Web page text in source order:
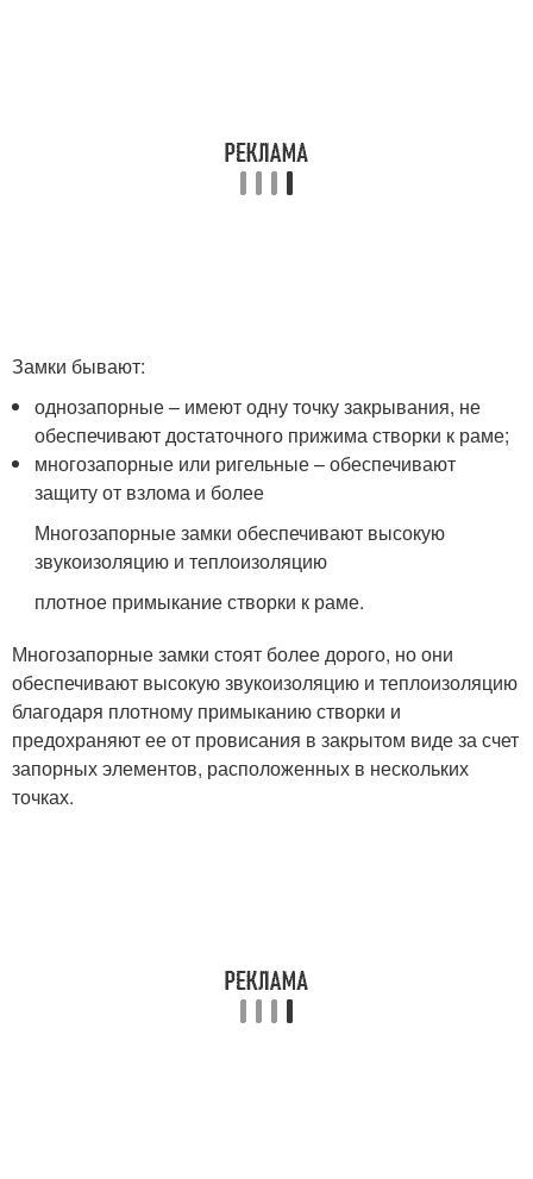
Замки бывают:
однозапорные – имеют одну точку закрывания, не
обеспечивают достаточного прижима створки к раме;
многозапорные или ригельные – обеспечивают
защиту от взлома и более
Многозапорные замки обеспечивают высокую
звукоизоляцию и теплоизоляцию
плотное примыкание створки к раме.
Многозапорные замки стоят более дорого, но они
обеспечивают высокую звукоизоляцию и теплоизоляцию
благодаря плотному примыканию створки и
предохраняют ее от провисания в закрытом виде за счет
запорных элементов, расположенных в нескольких
точках.